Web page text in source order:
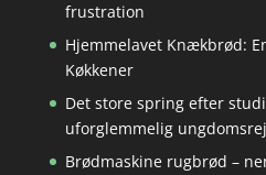
frustration
Hjemmelavet Knækbrød:
Køkkener
Det store spring efter
uforglemmelig
Brødmaskine rugbrød –